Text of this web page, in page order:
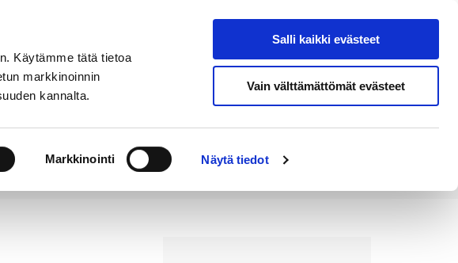
Käytämme tätä tietoa
markkinoinnin
kannalta.
Markkinointi Näytä tiedot
Salli kaikki evästeet
Vain välttämättömät evästeet
Hae sivustolta